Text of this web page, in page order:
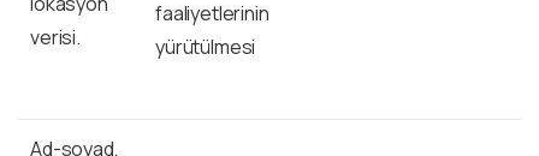
verisi.
faaliyetlerinin
yürütülmesi
Ad-soyad,